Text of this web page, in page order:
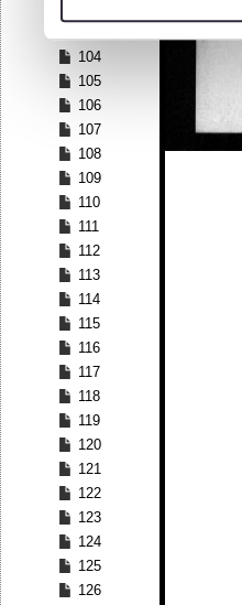
104
105
106
107
108
109
110
111
112
113
114
115
116
117
118
119
120
121
122
123
124
125
126